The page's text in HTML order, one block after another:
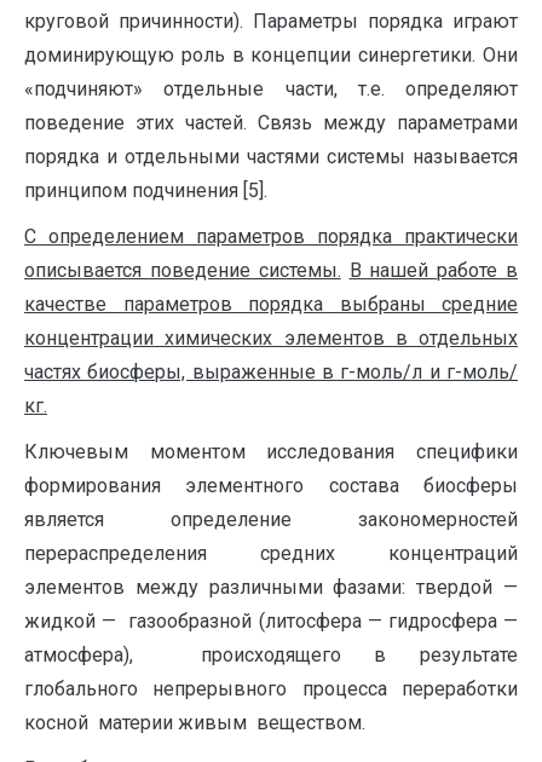
круговой причинности). Параметры порядка играют
доминирующую роль в концепции синергетики. Они
«подчиняют» отдельные части, т.е. определяют
поведение этих частей. Связь между параметрами
порядка и отдельными частями системы называется
принципом подчинения [5].
С определением параметров порядка практически
описывается поведение системы. В нашей работе в
качестве параметров порядка выбраны средние
концентрации химических элементов в отдельных
частях биосферы, выраженные в г-моль/л и г-моль/
кг.
Ключевым моментом исследования специфики
формирования элементного состава биосферы
является определение закономерностей
перераспределения средних концентраций
элементов между различными фазами: твердой —
жидкой — газообразной (литосфера — гидросфера —
атмосфера), происходящего в результате
глобального непрерывного процесса переработки
косной материи живым веществом.